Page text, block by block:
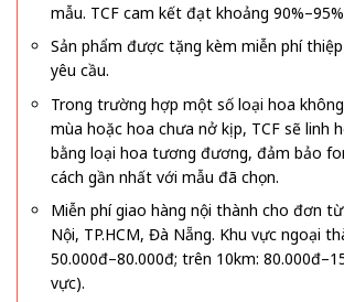
mẫu. TCF cam kết đạt khoảng
Sản phẩm được tặng kèm miễn phí
yêu cầu.
Trong trường hợp một số loại hoa
mùa hoặc hoa chưa nở kịp, TCF sẽ linh
bằng loại hoa tương đương, đảm bảo
cách gần nhất với mẫu đã chọn.
Miễn phí giao hàng nội thành cho đơn
Nội, TP.HCM, Đà Nẵng. Khu vực ngoại
50.000đ–80.000đ; trên 10km:
vực).